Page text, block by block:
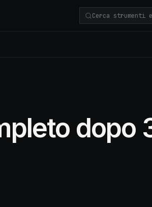
Cerca strumenti
dopo